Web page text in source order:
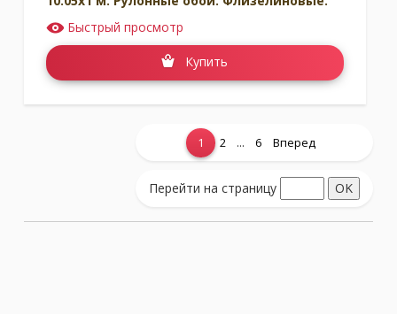
Быстрый просмотр
Купить
Показать еще...
1 2 ... 6 Вперед
Перейти на страницу